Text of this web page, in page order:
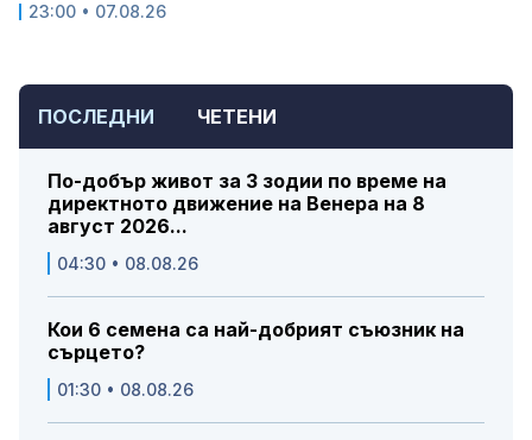
ПОСЛЕДНИ ЧЕТЕНИ
По-добър живот за 3 зодии по време на
директното движение на Венера на 8
август 2026...
04:30 • 08.08.26
Кои 6 семена са най-добрият съюзник на
сърцето?
01:30 • 08.08.26
23:00 • 07.08.26